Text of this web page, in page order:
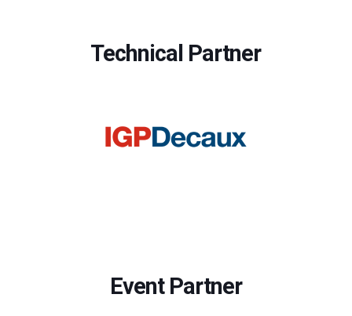
Technical Partner
Event Partner